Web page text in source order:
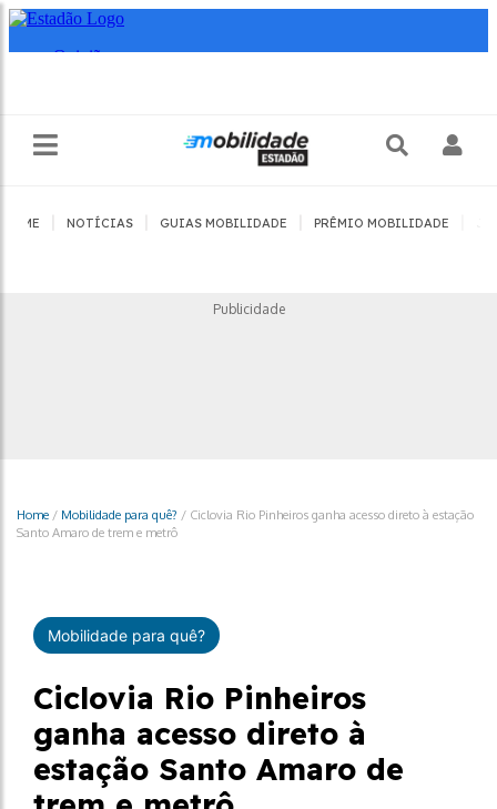
HOME NOTÍCIAS GUIAS MOBILIDADE PRÊMIO MOBILIDADE
Publicidade
Home / Mobilidade para quê? / Ciclovia Rio Pinheiros ganha acesso direto à estação
Santo Amaro de trem e metrô
Mobilidade para quê?
Ciclovia Rio Pinheiros
ganha acesso direto à
estação Santo Amaro de